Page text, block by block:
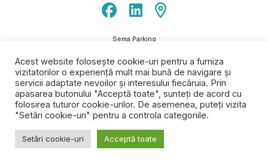
Sema Parking
ANPC
Termeni
și
condiții
Politică de
confidențialitate
Politică
de
cookie-
uri
Informare
prelucrare date
personale
Copyright © 2026 Sema Parc S.A. Toate drepturile rezervate.
Acest website folosește cookie-uri pentru a furniza
vizitatorilor o experiență mult mai bună de navigare și
servicii adaptate nevoilor și interesului fiecăruia. Prin
apasarea butonului "Acceptă toate", sunteți de acord cu
folosirea tuturor cookie-urilor. De asemenea, puteți vizita
"Setări cookie-uri" pentru a controla categoriile.
Setări cookie-uri Acceptă toate